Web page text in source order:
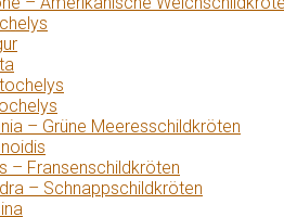
– Grüne Meeresschildkröten
– Fransenschildkröten
– Schnappschildkröten